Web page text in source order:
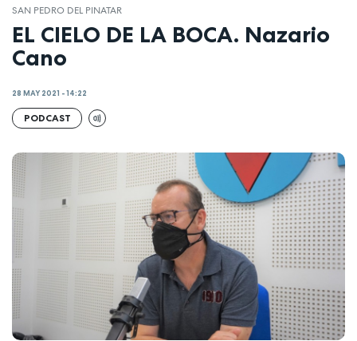
SAN PEDRO DEL PINATAR
EL CIELO DE LA BOCA. Nazario
Cano
28 MAY 2021 - 14:22
PODCAST